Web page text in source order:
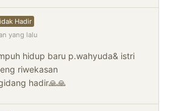
Hadir
yang lalu
hidup baru p.wahyuda& istri
riwekasan
hadir🙏🙏